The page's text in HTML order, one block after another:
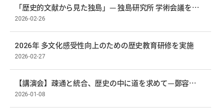
「歴史的文献から見た独島」— 独島研究所 学術会議を開催
2026-02-26
2026年 多文化感受性向上のための歴史教育研修を実施
2026-02-27
【講演会】疎通と統合、歴史の中に道を求めて—鄭容相（チョン・ヨンサン）事務総長
2026-01-08